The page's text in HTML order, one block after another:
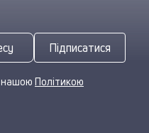
Підписатися
нашою Політикою